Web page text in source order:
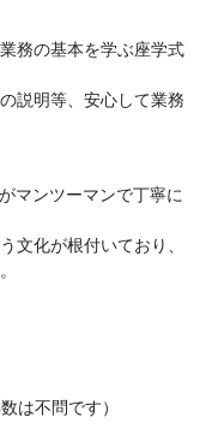
務の基本を学ぶ座学式
説明等、安心して業務
マンツーマンで丁寧に
文化が根付いており、
は不問です）